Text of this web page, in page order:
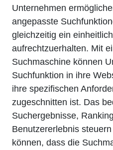
Unternehmen
angepasste
gleichzeitig ein
aufrechtzuerhalten. Mit
Suchmaschine können
Suchfunktion in ihre
ihre spezifischen
zugeschnitten ist. Das
Suchergebnisse,
Benutzererlebnis
können, dass die